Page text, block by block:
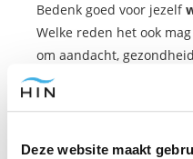
Deze website maakt
Bedenk goed voor jezelf
Welke reden het ook
om aandacht,
allemaal.
is waarom je wilt